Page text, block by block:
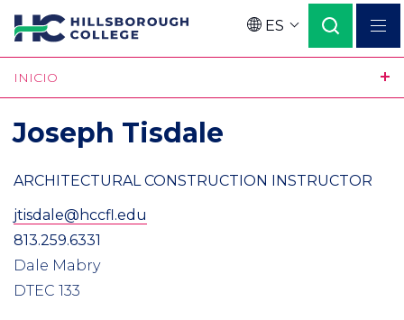
Pasar
contenido
principal
Language
ES
INICIO
Joseph Tisdale
ARCHITECTURAL CONSTRUCTION INSTRUCTOR
jtisdale@hccfl.edu
813.259.6331
Dale Mabry
DTEC 133